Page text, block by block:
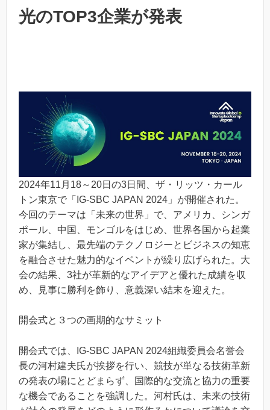
光のTOP3企業が発表
2024年11月18～20日の3日間、ザ・リッツ・カール
トン東京で「IG-SBC JAPAN 2024」が開催された。
今回のテーマは「未来の世界」で、アメリカ、シンガ
ポール、中国、モンゴルをはじめ、世界各国から起業
家が集結し、最先端のテクノロジーとビジネスの知恵
を融合させた魅力的なイベントが繰り広げられた。大
会の結果、3社が革新的なアイデアと優れた成績を収
め、見事に勝利を飾り、意義深い結末を迎えた。
開会式と３つの画期的なサミット
開会式では、IG-SBC JAPAN 2024組織委員会名誉会
長の河村建夫氏が挨拶を行い、競技が単なる技術革新
の発表の場にとどまらず、国際的な交流と協力の重要
な機会であることを強調した。河村氏は、未来の技術